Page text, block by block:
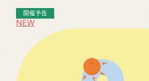
NEW
開催予告